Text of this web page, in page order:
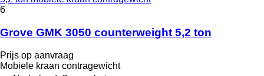
6
Grove GMK 3050 counterweight 5,2 ton
Prijs op aanvraag
Mobiele kraan contragewicht